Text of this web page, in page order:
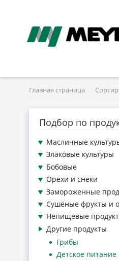
Главная страница
Подбор по
Масличные
Злаковые культуры
Бобовые
Орехи и снеки
Замороженные
Сушёные фрукты и
Непищевые
Другие продукты
Грибы
Детское питание